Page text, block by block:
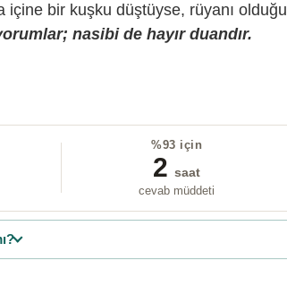
içine bir kuşku düştüyse, rüyanı olduğu
nasibi de hayır duandır.
%93 için
2 saat
cevab müddeti